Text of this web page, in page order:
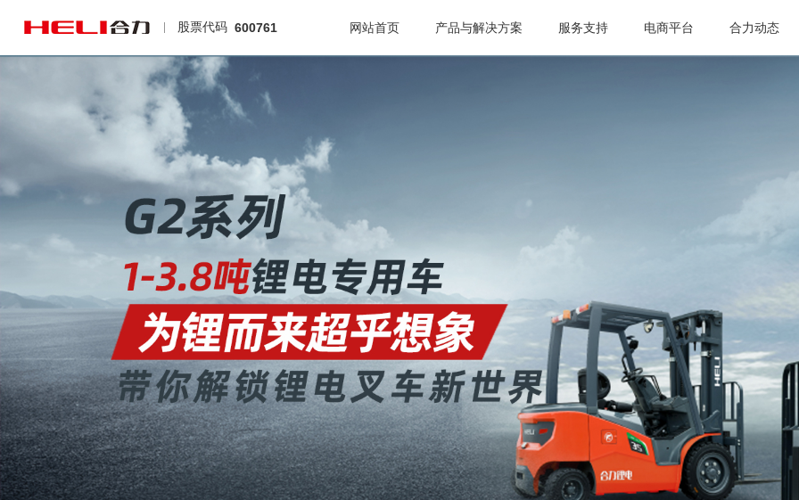
股票代码 600761 网站首页 产品与解决方案 服务支持 电商平台 合力动态